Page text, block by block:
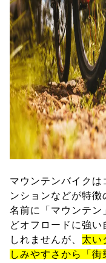
マウンテンバイク
ンションなどが特徴
名前に「マウンテン
どオフロードに強
しれませんが、 太い
しみやすさから「